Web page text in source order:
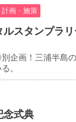
画・施策
スタンプラ
企画！三浦半島
。
式典